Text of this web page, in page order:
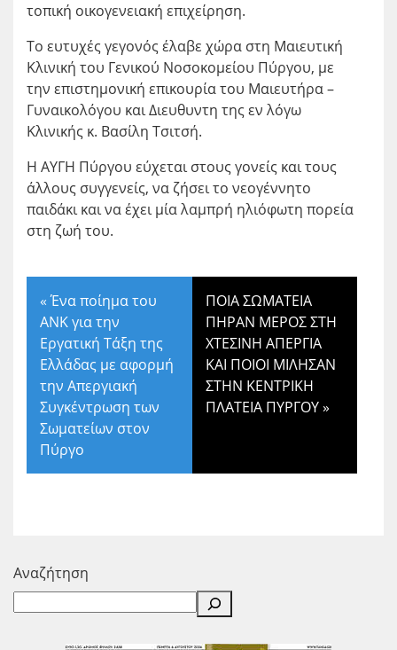
τοπική οικογενειακή επιχείρηση.
Το ευτυχές γεγονός έλαβε χώρα στη Μαιευτική
Κλινική του Γενικού Νοσοκομείου Πύργου, με
την επιστημονική επικουρία του Μαιευτήρα –
Γυναικολόγου και Διευθυντη της εν λόγω
Κλινικής κ. Βασίλη Τσιτσή.
Η ΑΥΓΗ Πύργου εύχεται στους γονείς και τους
άλλους συγγενείς, να ζήσει το νεογέννητο
παιδάκι και να έχει μία λαμπρή ηλιόφωτη πορεία
στη ζωή του.
«Ένα ποίημα του
ΑΝΚ για την
Εργατική Τάξη της
Ελλάδας με αφορμή
την Απεργιακή
Συγκέντρωση των
Σωματείων στον
Πύργο
ΠΟΙΑ ΣΩΜΑΤΕΙΑ
ΠΗΡΑΝ ΜΕΡΟΣ ΣΤΗ
ΧΤΕΣΙΝΗ ΑΠΕΡΓΙΑ
ΚΑΙ ΠΟΙΟΙ ΜΙΛΗΣΑΝ
ΣΤΗΝ ΚΕΝΤΡΙΚΗ
ΠΛΑΤΕΙΑ ΠΥΡΓΟΥ»
Αναζήτηση